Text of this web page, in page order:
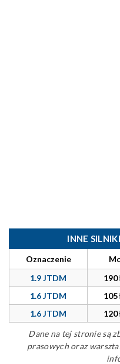
INNE
Oznaczenie
1.9 JTDM
190
1.6 JTDM
105
1.6 JTDM
120
Dane na tej stronie są
prasowych oraz